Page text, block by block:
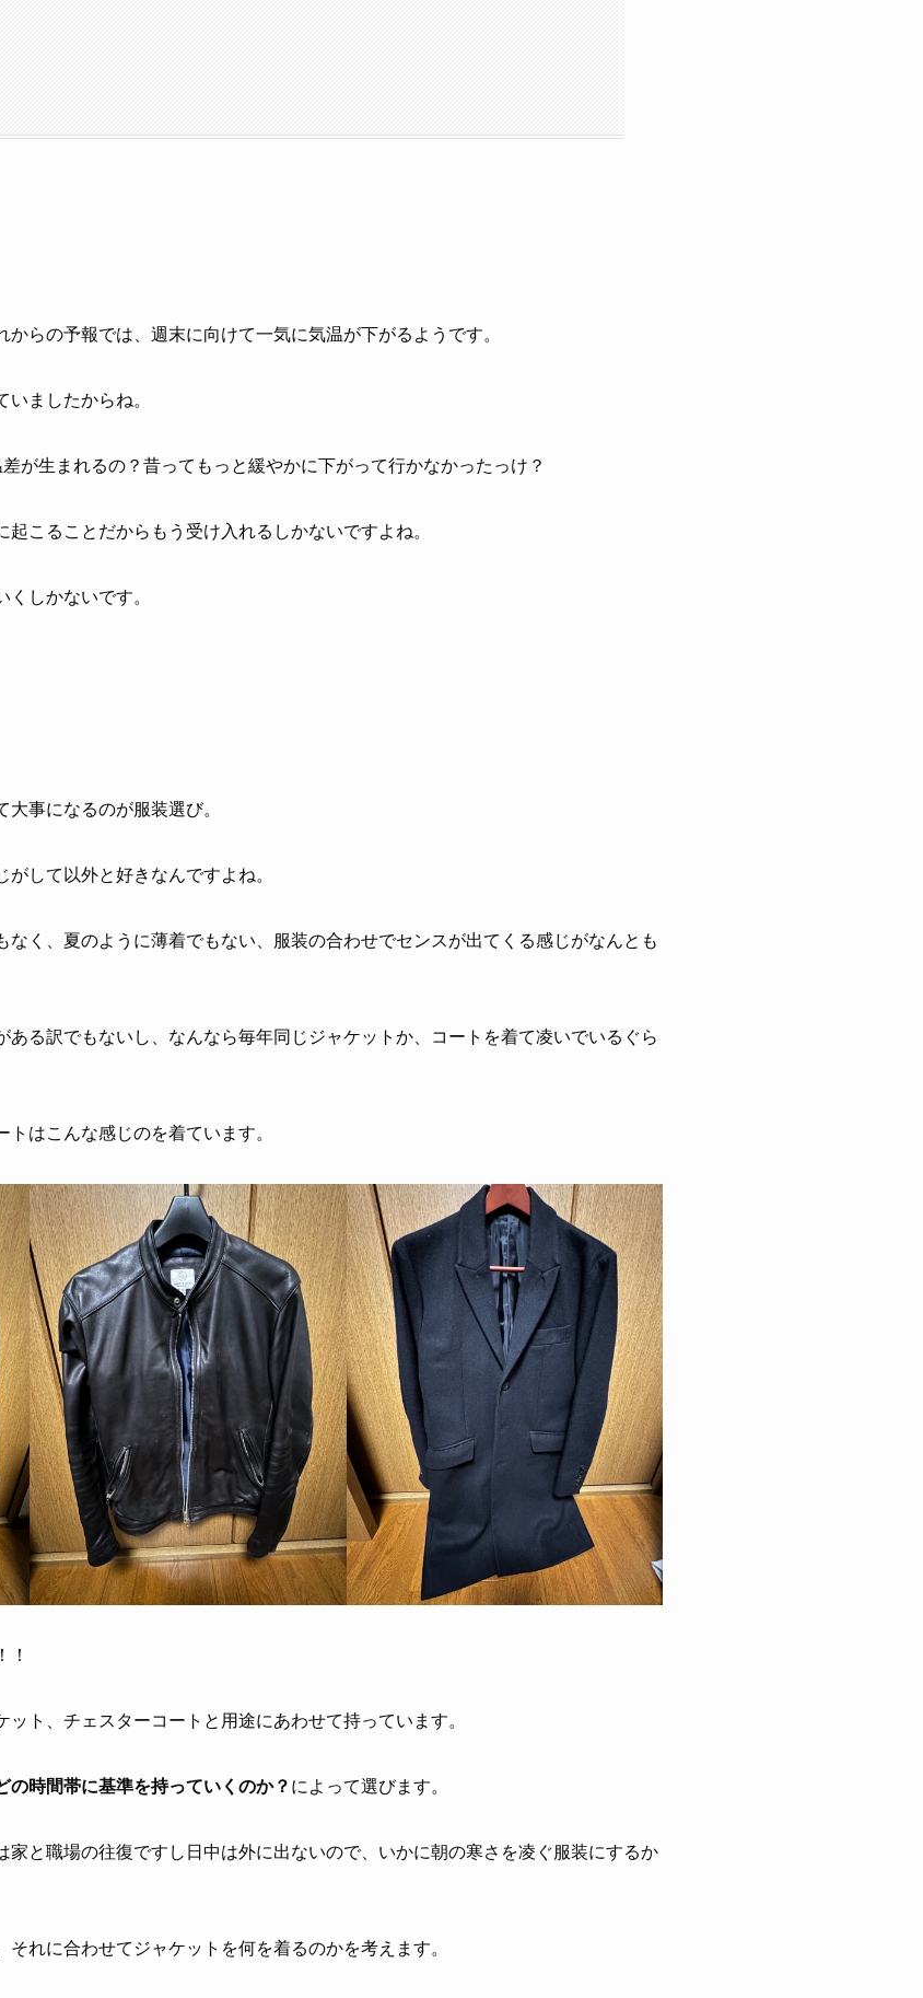
らの予報では、週末に向けて一気に気温が下がるようです。
ましたからね。
が生まれるの？昔ってもっと緩やかに下がって行かなかったっけ？
こることだからもう受け入れるしかないですよね。
しかないです。
事になるのが服装選び。
して以外と好きなんですよね。
なく、夏のように薄着でもない、服装の合わせでセンスが出てくる感じがなんとも
ある訳でもないし、なんなら毎年同じジャケットか、コートを着て凌いでいるぐら
はこんな感じのを着ています。
！
ト、チェスターコートと用途にあわせて持っています。
の時間帯に基準を持っていくのか？ によって選びます。
家と職場の往復ですし日中は外に出ないので、いかに朝の寒さを凌ぐ服装にするか
れに合わせてジャケットを何を着るのかを考えます。